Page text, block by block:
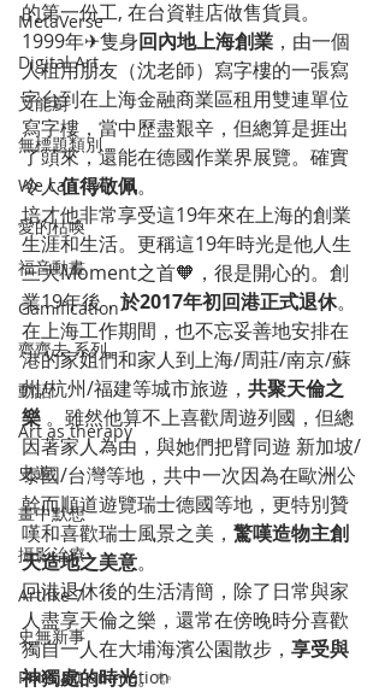
MetaVerse
Digital Art
叉能廚
無標題類別
We can fly
愛的枯喚
福音動畫
Gamification
齊齊去 系列
動話
Art as therapy
史遊
畫中默想
攝影治療
Artlike 7
史無新事
Pixel art animation
的第一份工, 在台資鞋店做售貨員。
1999年✈隻身回內地上海創業 ，由一個
人租用朋友（沈老師）寫字樓的一張寫
字台到在上海金融商業區租用雙連單位
寫字樓，當中歷盡艱辛，但總算是捱出
了頭來，還能在德國作業界展覽。確實
令人值得敬佩。
培才他非常享受這19年來在上海的創業
生涯和生活。更稱這19年時光是他人生
三大Moment之首🧡，很是開心的。創
業19年後，於2017年初回港正式退休。
在上海工作期間，也不忘妥善地安排在
港的家姐們和家人到上海/周莊/南京/蘇
州/杭州/福建等城市旅遊， 共聚天倫之
樂 。雖然他算不上喜歡周遊列國，但總
因著家人為由，與她們把臂同遊 新加坡/
泰國/台灣等地，共中一次因為在歐洲公
幹而順道遊覽瑞士德國等地，更特別贊
嘆和喜歡瑞士風景之美， 驚嘆造物主創
天造地之美意。
回港退休後的生活清簡，除了日常與家
人盡享天倫之樂，還常在傍晚時分喜歡
獨自一人在大埔海濱公園散步， 享受與
神獨處的時光。✨